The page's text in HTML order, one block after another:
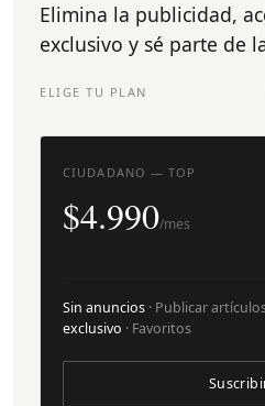
Elimina la publicidad,
exclusivo y sé parte de
ELIGE TU PLAN
CIUDADANO — TOP
$4.990/mes
Sin anuncios · Publicar artículos
exclusivo · Favoritos